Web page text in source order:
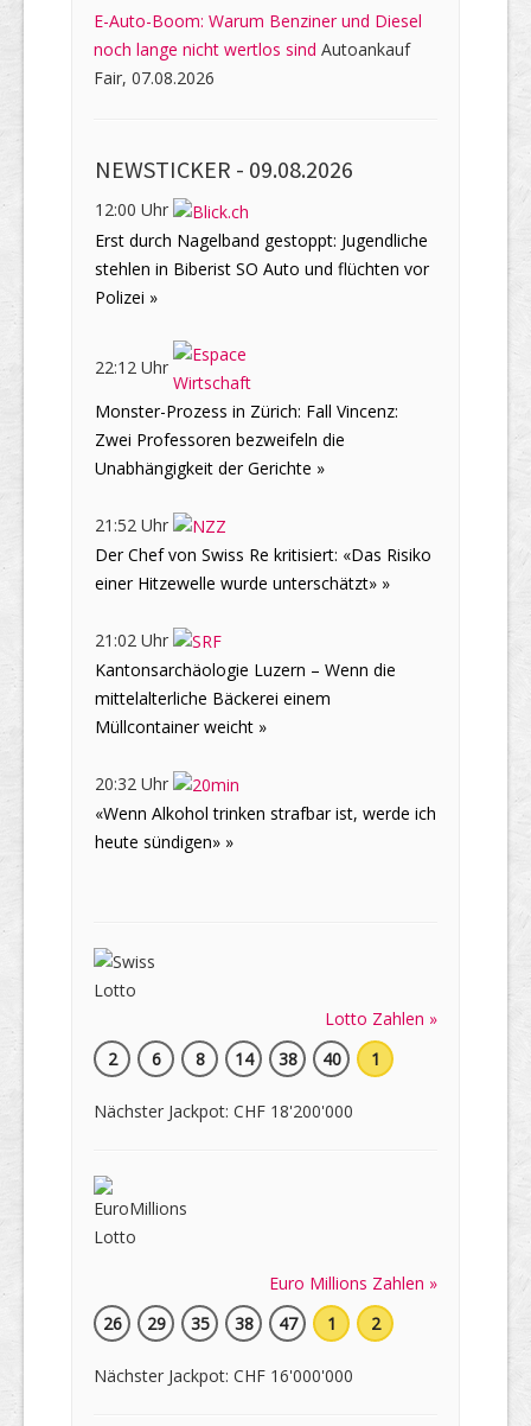
E-Auto-Boom: Warum Benziner und Diesel
noch lange nicht wertlos sind Autoankauf
Fair, 07.08.2026
NEWSTICKER - 09.08.2026
12:00 Uhr
Erst durch Nagelband gestoppt: Jugendliche
stehlen in Biberist SO Auto und flüchten vor
Polizei »
22:12 Uhr
Monster-Prozess in Zürich: Fall Vincenz:
Zwei Professoren bezweifeln die
Unabhängigkeit der Gerichte »
21:52 Uhr
Der Chef von Swiss Re kritisiert: «Das Risiko
einer Hitzewelle wurde unterschätzt» »
21:02 Uhr
Kantonsarchäologie Luzern – Wenn die
mittelalterliche Bäckerei einem
Müllcontainer weicht »
20:32 Uhr
«Wenn Alkohol trinken strafbar ist, werde ich
heute sündigen» »
Lotto Zahlen »
2
6 8 14 38 40 1
Nächster Jackpot: CHF 18'200'000
Euro Millions Zahlen »
26
29 35 38 47 1 2
Nächster Jackpot: CHF 16'000'000